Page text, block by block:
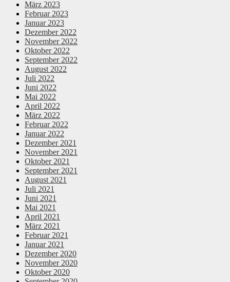
März 2023
Februar 2023
Januar 2023
Dezember 2022
November 2022
Oktober 2022
September 2022
August 2022
Juli 2022
Juni 2022
Mai 2022
April 2022
März 2022
Februar 2022
Januar 2022
Dezember 2021
November 2021
Oktober 2021
September 2021
August 2021
Juli 2021
Juni 2021
Mai 2021
April 2021
März 2021
Februar 2021
Januar 2021
Dezember 2020
November 2020
Oktober 2020